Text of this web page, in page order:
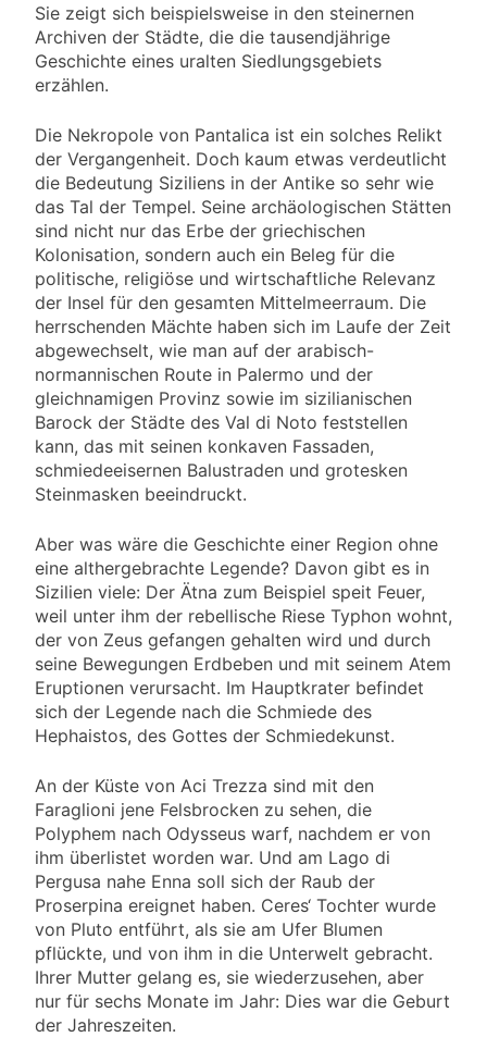
Sie zeigt sich beispielsweise in den steinernen
Archiven der Städte, die die tausendjährige
Geschichte eines uralten Siedlungsgebiets
erzählen.
Die Nekropole von Pantalica ist ein solches Relikt
der Vergangenheit. Doch kaum etwas verdeutlicht
die Bedeutung Siziliens in der Antike so sehr wie
das Tal der Tempel. Seine archäologischen Stätten
sind nicht nur das Erbe der griechischen
Kolonisation, sondern auch ein Beleg für die
politische, religiöse und wirtschaftliche Relevanz
der Insel für den gesamten Mittelmeerraum. Die
herrschenden Mächte haben sich im Laufe der Zeit
abgewechselt, wie man auf der arabisch-
normannischen Route in Palermo und der
gleichnamigen Provinz sowie im sizilianischen
Barock der Städte des Val di Noto feststellen
kann, das mit seinen konkaven Fassaden,
schmiedeeisernen Balustraden und grotesken
Steinmasken beeindruckt.
Aber was wäre die Geschichte einer Region ohne
eine althergebrachte Legende? Davon gibt es in
Sizilien viele: Der Ätna zum Beispiel speit Feuer,
weil unter ihm der rebellische Riese Typhon wohnt,
der von Zeus gefangen gehalten wird und durch
seine Bewegungen Erdbeben und mit seinem Atem
Eruptionen verursacht. Im Hauptkrater befindet
sich der Legende nach die Schmiede des
Hephaistos, des Gottes der Schmiedekunst.
An der Küste von Aci Trezza sind mit den
Faraglioni jene Felsbrocken zu sehen, die
Polyphem nach Odysseus warf, nachdem er von
ihm überlistet worden war. Und am Lago di
Pergusa nahe Enna soll sich der Raub der
Proserpina ereignet haben. Ceres‘ Tochter wurde
von Pluto entführt, als sie am Ufer Blumen
pflückte, und von ihm in die Unterwelt gebracht.
Ihrer Mutter gelang es, sie wiederzusehen, aber
nur für sechs Monate im Jahr: Dies war die Geburt
der Jahreszeiten.